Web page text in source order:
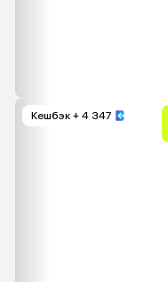
Кешбэк + 4 347